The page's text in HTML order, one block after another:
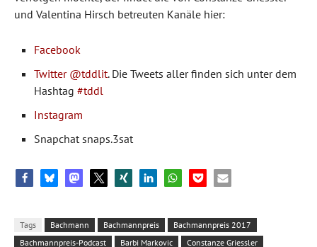
und Valentina Hirsch betreuten Kanäle hier:
Facebook
Twitter @tddlit. Die Tweets aller finden sich unter dem
Hashtag #tddl
Instagram
Snapchat snaps.3sat
Tags Bachmann Bachmannpreis
Bachmannpreis 2017
Bachmannpreis-Podcast
Barbi Markovic Constanze Griessler